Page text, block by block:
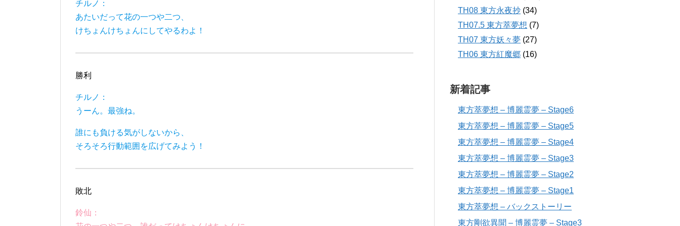
チルノ：
あたいだって花の一つや二つ、
けちょんけちょんにしてやるわよ！
勝利
チルノ：
うーん。最強ね。
誰にも負ける気がしないから、
そろそろ行動範囲を広げてみよう！
敗北
鈴仙：
TH08 東方永夜抄 (34)
TH07.5 東方萃夢想 (7)
TH07 東方妖々夢 (27)
TH06 東方紅魔郷 (16)
新着記事
東方萃夢想 – 博麗霊夢 – Stage6
東方萃夢想 – 博麗霊夢 – Stage5
東方萃夢想 – 博麗霊夢 – Stage4
東方萃夢想 – 博麗霊夢 – Stage3
東方萃夢想 – 博麗霊夢 – Stage2
東方萃夢想 – 博麗霊夢 – Stage1
東方萃夢想 – バックストーリー
東方剛欲異聞 – 博麗霊夢 – Stage3